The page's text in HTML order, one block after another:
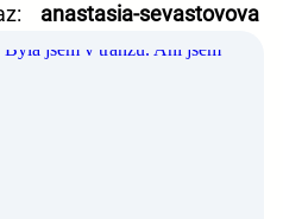
anastasia-sevastovova